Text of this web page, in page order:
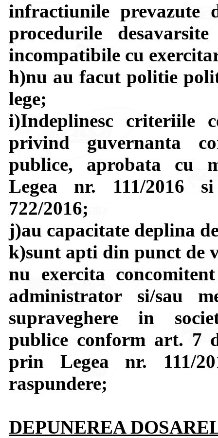
infractiunile prevazute
procedurile
incompatibile cu
h)nu au facut politie
lege;
i)Indeplinesc criteriile
privind guvernanta
publice, aprobata cu
Legea nr. 111/2016
722/2016;
j)au capacitate deplina
k)sunt apti din punct de
nu exercita
administrator si/sau
supraveghere in
publice conform art. 7
prin Legea nr. 111/
raspundere;
DEPUNEREA